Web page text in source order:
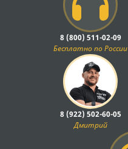
8 (800) 511-02-09
Бесплатно по России
8 (922) 502-60-05
Дмитрий